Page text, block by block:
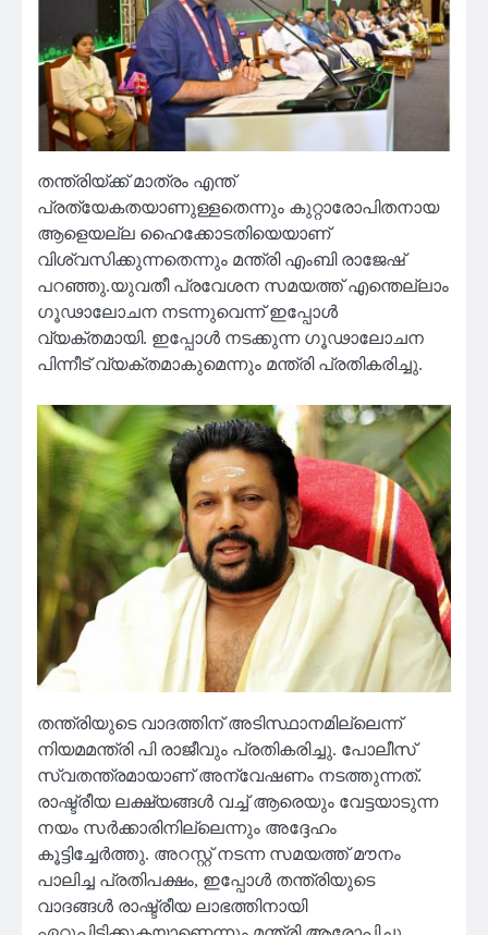
തന്ത്രിയ്ക്ക് മാത്രം എന്ത്
പ്രത്യേകതയാണുള്ളതെന്നും കുറ്റാരോപിതനായ
ആളെയല്ല ഹൈക്കോടതിയെയാണ്
വിശ്വസിക്കുന്നതെന്നും മന്ത്രി എംബി രാജേഷ്
പറഞ്ഞു.യുവതീ പ്രവേശന സമയത്ത് എന്തെല്ലാം
ഗൂഢാലോചന നടന്നുവെന്ന് ഇപ്പോൾ
വ്യക്തമായി. ഇപ്പോൾ നടക്കുന്ന ഗൂഢാലോചന
പിന്നീട് വ്യക്തമാകുമെന്നും മന്ത്രി പ്രതികരിച്ചു.
തന്ത്രിയുടെ വാദത്തിന് അടിസ്ഥാനമില്ലെന്ന്
നിയമമന്ത്രി പി രാജീവും പ്രതികരിച്ചു. പോലീസ്
സ്വതന്ത്രമായാണ് അന്വേഷണം നടത്തുന്നത്.
രാഷ്ട്രീയ ലക്ഷ്യങ്ങൾ വച്ച് ആരെയും വേട്ടയാടുന്ന
നയം സർക്കാരിനില്ലെന്നും അദ്ദേഹം
കൂട്ടിച്ചേർത്തു. അറസ്റ്റ് നടന്ന സമയത്ത് മൗനം
പാലിച്ച പ്രതിപക്ഷം, ഇപ്പോൾ തന്ത്രിയുടെ
വാദങ്ങൾ രാഷ്ട്രീയ ലാഭത്തിനായി